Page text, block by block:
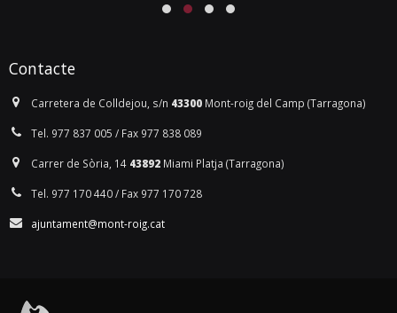
Contacte
Carretera de Colldejou, s/n 43300 Mont-roig del Camp (Tarragona)
Tel. 977 837 005 / Fax 977 838 089
Carrer de Sòria, 14 43892 Miami Platja (Tarragona)
Tel. 977 170 440 / Fax 977 170 728
ajuntament@mont-roig.cat